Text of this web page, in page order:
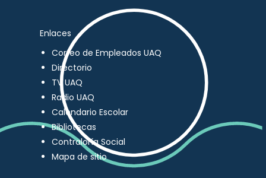
Enlaces
Correo de Empleados UAQ
Directorio
TV UAQ
Radio UAQ
Calendario Escolar
Bibliotecas
Contraloría Social
Mapa de sitio